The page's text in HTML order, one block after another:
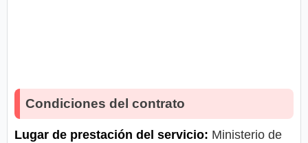
Condiciones del contrato
Lugar de prestación del servicio: Ministerio de